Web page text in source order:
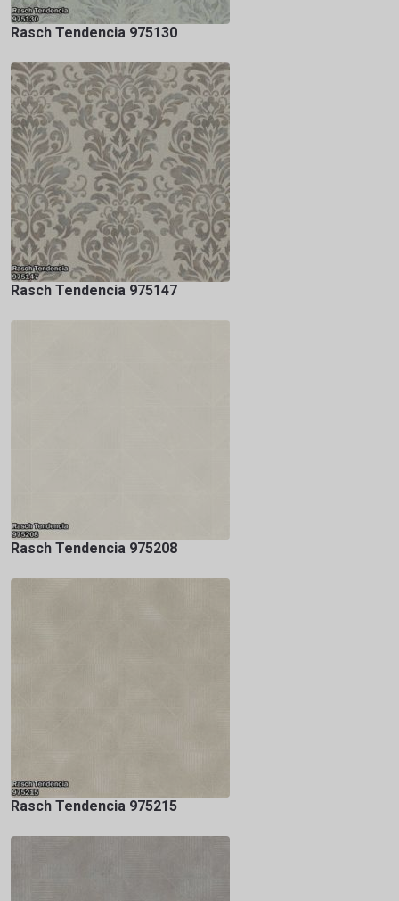
Rasch Tendencia 975130
Rasch Tendencia 975147
Rasch Tendencia 975208
Rasch Tendencia 975215